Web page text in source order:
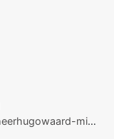
https://www.febo.nl/locaties/heerhugowaard-middenwaard/